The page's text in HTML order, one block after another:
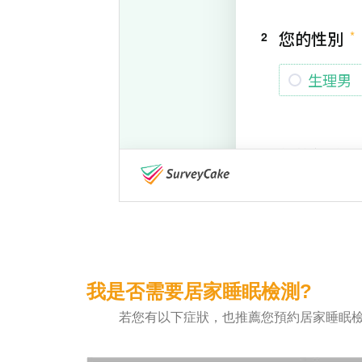
我是否需要居家睡眠檢測?
若您有以下症狀，也推薦您預約居家睡眠